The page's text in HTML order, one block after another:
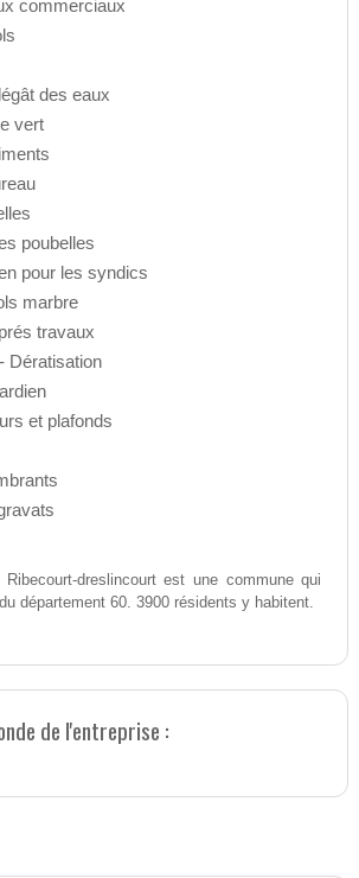
commerciaux
des eaux
vert
poubelles
pour les syndics
marbre
travaux
Dératisation
et plafonds
Ribecourt-dreslincourt est une commune qui
département 60. 3900 résidents y habitent.
de l'entreprise :